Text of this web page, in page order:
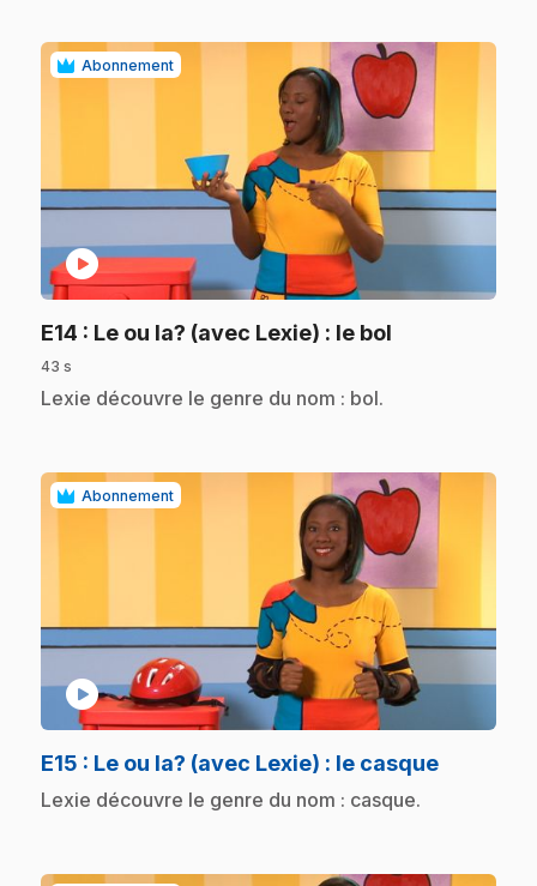
Abonnement
play_circle
E14 : Le ou la? (avec Lexie) : le bol
43 s
.Lexie découvre le genre du nom : bol.
Abonnement
play_circle
E15 : Le ou la? (avec Lexie) : le casque.
.Lexie découvre le genre du nom : casque.